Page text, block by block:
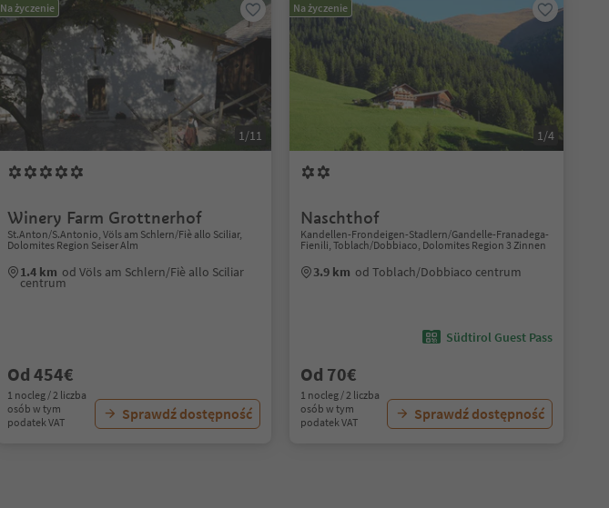
Na życzenie
1/11
Winery Farm Grottnerhof
St.Anton/S.Antonio, Völs am Schlern/Fiè allo Sciliar,
Dolomites Region Seiser Alm
1.4 km od Völs am Schlern/Fiè allo Sciliar
centrum
Od 454€
1 nocleg / 2 liczba
osób w tym
podatek VAT
Sprawdź dostępność
Na życzenie
1/4
Naschthof
Kandellen-Frondeigen-Stadlern/Gandelle-Franadega-
Fienili, Toblach/Dobbiaco, Dolomites Region 3 Zinnen
3.9 km od Toblach/Dobbiaco centrum
Südtirol Guest Pass
Od 70€
1 nocleg / 2 liczba
osób w tym
podatek VAT
Sprawdź dostępność